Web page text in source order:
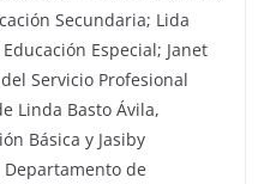
Secundaria; Lida
Especial; Janet
Servicio Profesional
Linda Basto Ávila,
Básica y Jasiby
de